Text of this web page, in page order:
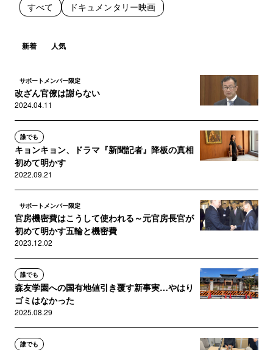
すべて ドキュメンタリー映画
新着 人気
サポートメンバー限定
改ざん官僚は謝らない
2024.04.11
誰でも
キョンキョン、ドラマ『新聞記者』降板の真相
初めて明かす
2022.09.21
サポートメンバー限定
官房機密費はこうして使われる～元官房長官が
初めて明かす五輪と機密費
2023.12.02
誰でも
森友学園への国有地値引き覆す新事実…やはり
ゴミはなかった
2025.08.29
誰でも